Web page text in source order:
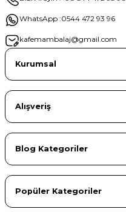
WhatsApp :0544 472 93 96
kafemambalaj@gmail.com
Kurumsal
Alışveriş
Blog Kategoriler
Popüler Kategoriler